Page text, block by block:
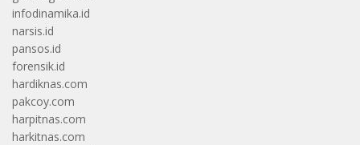
infodinamika.id
narsis.id
pansos.id
forensik.id
hardiknas.com
pakcoy.com
harpitnas.com
harkitnas.com